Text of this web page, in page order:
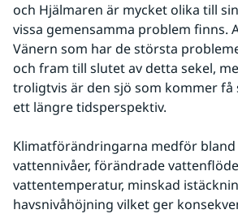
och Hjälmaren är mycket olika till
vissa gemensamma problem finns.
Vänern som har de största
och fram till slutet av detta sekel,
troligtvis är den sjö som kommer
ett längre tidsperspektiv.
Klimatförändringarna medför
vattennivåer, förändrade
vattentemperatur, minskad
havsnivåhöjning vilket ger